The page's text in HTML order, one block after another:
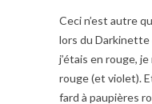
Ceci n’est autre
lors du
j’étais en rouge,
rouge (et violet).
fard à paupières